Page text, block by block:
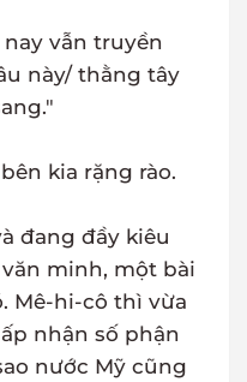
vẫn truyền
này/ thằng tây
kia rặng rào.
đang đầy kiêu
minh, một bài
Mê-hi-cô thì vừa
nhận số phận
nước Mỹ cũng